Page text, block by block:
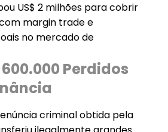
US$ 2 milhões para cobrir
margin trade e
no mercado de
Perdidos
criminal obtida pela